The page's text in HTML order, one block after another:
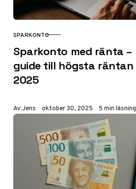
KATEGORI
SPARKONTO
Sparkonto med ränta –
guide till högsta räntan
2025
Av:Jens Publicerad
oktober 30, 2025 5 min läsning